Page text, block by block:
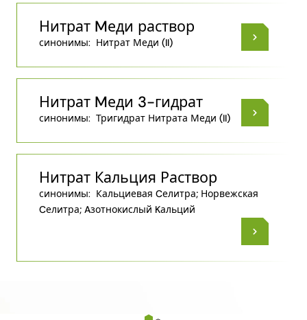
Нитрат Mеди раствор
синонимы: Нитрат Меди (II)
Нитрат Mеди 3-гидрат
синонимы: Тригидрат Нитрата Меди (II)
Нитрат Кальция Раствор
синонимы: Кальциевая Cелитра; Норвежская
Cелитра; Aзотнокислый Kальций